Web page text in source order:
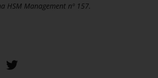
HSM Management nº 157.